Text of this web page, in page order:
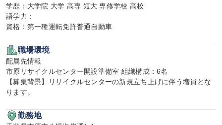
学歴：大学院 大学 高専 短大 専修学校 高校
語学力：
資格：第一種運転免許普通自動車
職場環境
配属先情報
市原リサイクルセンター開設準備室 組織構成：6名
【募集背景】リサイクルセンターの新規立ち上げに伴う増員とな
ります。
勤務地